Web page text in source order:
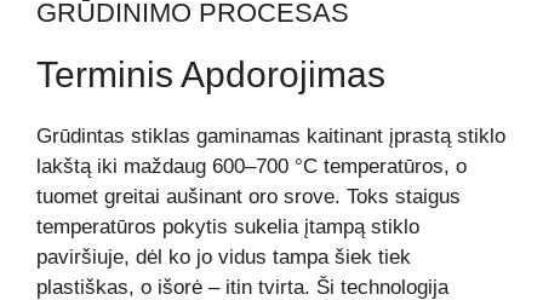
GRŪDINIMO PROCESAS
Terminis Apdorojimas
Grūdintas stiklas gaminamas kaitinant įprastą stiklo
lakštą iki maždaug 600–700 °C temperatūros, o
tuomet greitai aušinant oro srove. Toks staigus
temperatūros pokytis sukelia įtampą stiklo
paviršiuje, dėl ko jo vidus tampa šiek tiek
plastiškas, o išorė – itin tvirta. Ši technologija